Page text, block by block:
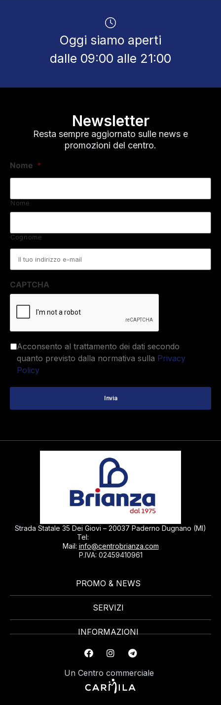
Oggi siamo aperti
dalle 09:00 alle 21:00
Newsletter
Resta sempre aggiornato sulle news e
promozioni del centro.
Nome *
Nome
Cognome
Email
CAPTCHA
Acconsento al trattamento dei dati secondo
quanto previsto dalla normativa sulla Privacy
Policy
Strada Statale 35 Dei Giovi – 20037 Paderno Dugnano (MI)
Tel:
Mail: info@centrobrianza.com
P.IVA: 02459410961
PROMO & NEWS
SERVIZI
INFORMAZIONI
Un Centro commerciale